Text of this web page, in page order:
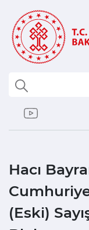
Hacı
(Eski)